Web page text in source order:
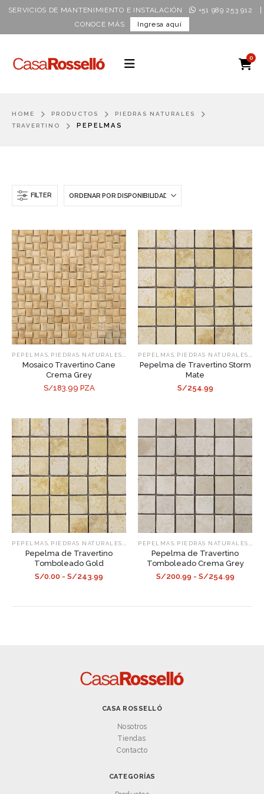
SERVICIOS DE MANTENIMIENTO E INSTALACIÓN +51 989 253 912
CONOCE MÁS Ingresa aquí
0
HOME PRODUCTOS
PIEDRAS NATURALES
TRAVERTINO
PEPELMAS
FILTER
PEPELMAS PIEDRAS NATURALES TRAVERTINO
Mosaico Travertino Cane
Crema Grey
S/183.99 PZA
PEPELMAS PIEDRAS NATURALES
Pepelma de Travertino Storm
Mate
S/254.99
PEPELMAS PIEDRAS NATURALES TRAVERTINO
Pepelma de Travertino
Tomboleado Gold
S/0.00 - S/243.99
PEPELMAS PIEDRAS NATURALES
Pepelma de Travertino
Tomboleado Crema Grey
S/200.99 - S/254.99
CASA ROSSELLÓ
Nosotros
Tiendas
Contacto
CATEGORÍAS